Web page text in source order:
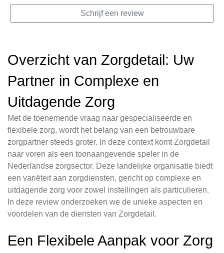
Schrijf een review
Overzicht van Zorgdetail: Uw
Partner in Complexe en
Uitdagende Zorg
Met de toenemende vraag naar gespecialiseerde en
flexibele zorg, wordt het belang van een betrouwbare
zorgpartner steeds groter. In deze context komt Zorgdetail
naar voren als een toonaangevende speler in de
Nederlandse zorgsector. Deze landelijke organisatie biedt
een variëteit aan zorgdiensten, gericht op complexe en
uitdagende zorg voor zowel instellingen als particulieren.
In deze review onderzoeken we de unieke aspecten en
voordelen van de diensten van Zorgdetail.
Een Flexibele Aanpak voor Zorg